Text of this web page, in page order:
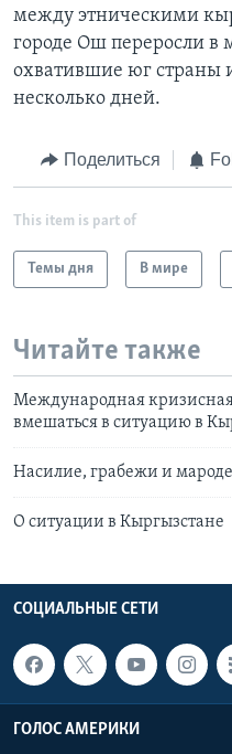
между этническими
городе Ош переросли в
охватившие юг
несколько дней.
Поделиться
This item is part of
Темы дня В мире
Читайте также
Международная
вмешаться в ситуацию в
Насилие, грабежи и
О ситуации в Кыргызстане
СОЦИАЛЬНЫЕ СЕТИ
ГОЛОС АМЕРИКИ